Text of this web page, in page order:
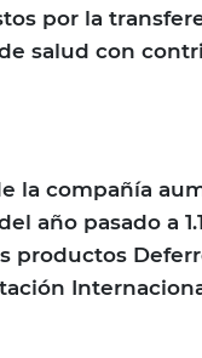
por la
salud con
la compañía
año pasado a
productos